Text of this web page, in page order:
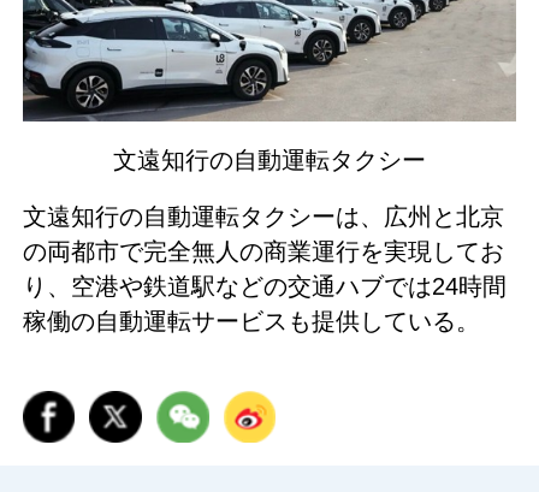
文遠知行の自動運転タクシー
文遠知行の自動運転タクシーは、広州と北京
の両都市で完全無人の商業運行を実現してお
り、空港や鉄道駅などの交通ハブでは24時間
稼働の自動運転サービスも提供している。